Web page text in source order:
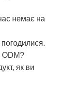
немає на
ODM?
як ви